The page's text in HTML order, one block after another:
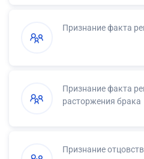
Признание факта
Признание факта
расторжения брака
Признание